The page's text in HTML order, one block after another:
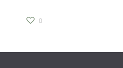
0